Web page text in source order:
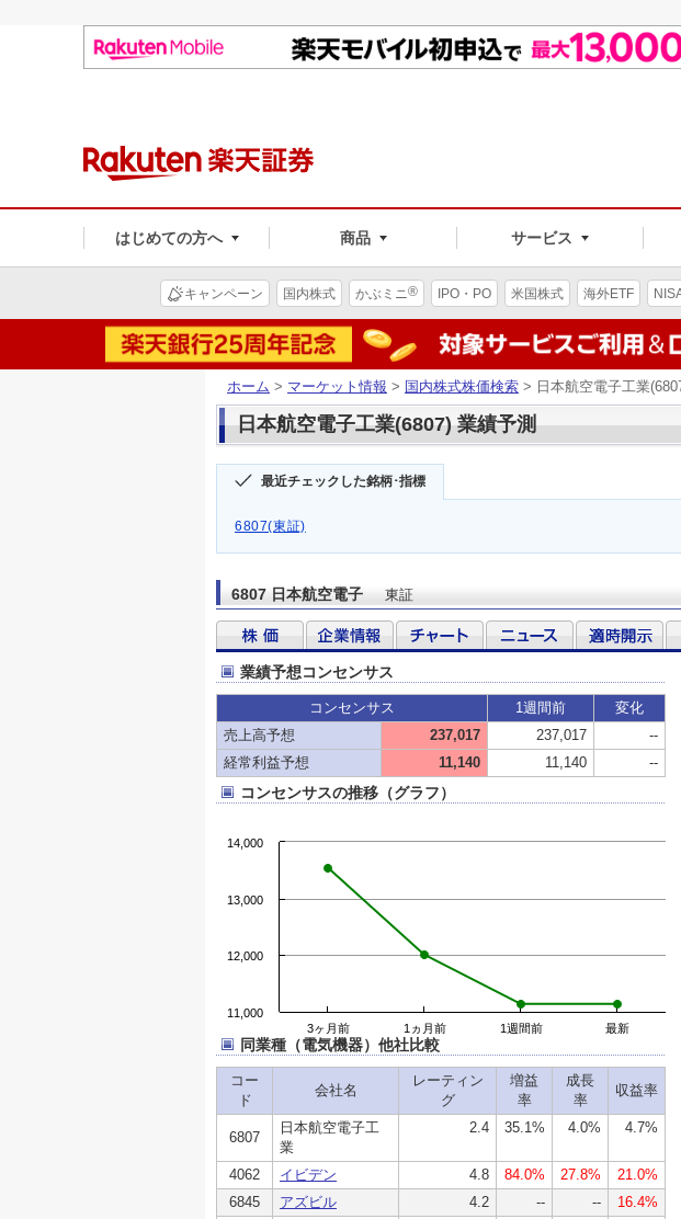
はじめての方へ 商品 サービス
キャンペーン 国内株式 かぶミニ® IPO・PO 米国株式 海外ETF
ホーム > マーケット情報 > 国内株式株価検索 > 日本航空電子工業
日本航空電子工業(6807) 業績予測
最近チェックした銘柄･指標
6807(東証)
6807 日本航空電子 東証